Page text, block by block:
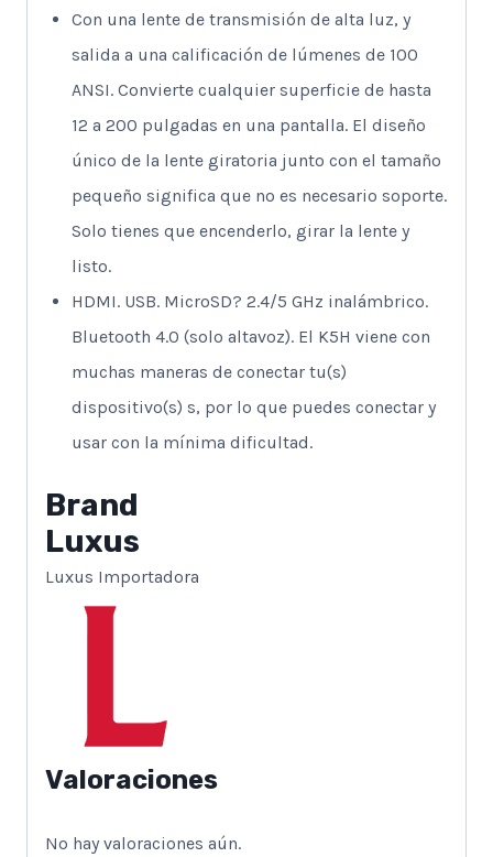
Con una lente de transmisión de alta luz, y
salida a una calificación de lúmenes de 100
ANSI. Convierte cualquier superficie de hasta
12 a 200 pulgadas en una pantalla. El diseño
único de la lente giratoria junto con el tamaño
pequeño significa que no es necesario soporte.
Solo tienes que encenderlo, girar la lente y
listo.
HDMI. USB. MicroSD? 2.4/5 GHz inalámbrico.
Bluetooth 4.0 (solo altavoz). El K5H viene con
muchas maneras de conectar tu(s)
dispositivo(s) s, por lo que puedes conectar y
usar con la mínima dificultad.
Brand
Luxus
Luxus Importadora
Valoraciones
No hay valoraciones aún.